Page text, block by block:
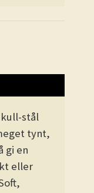
kull-stål
tynt,
gi en
eller